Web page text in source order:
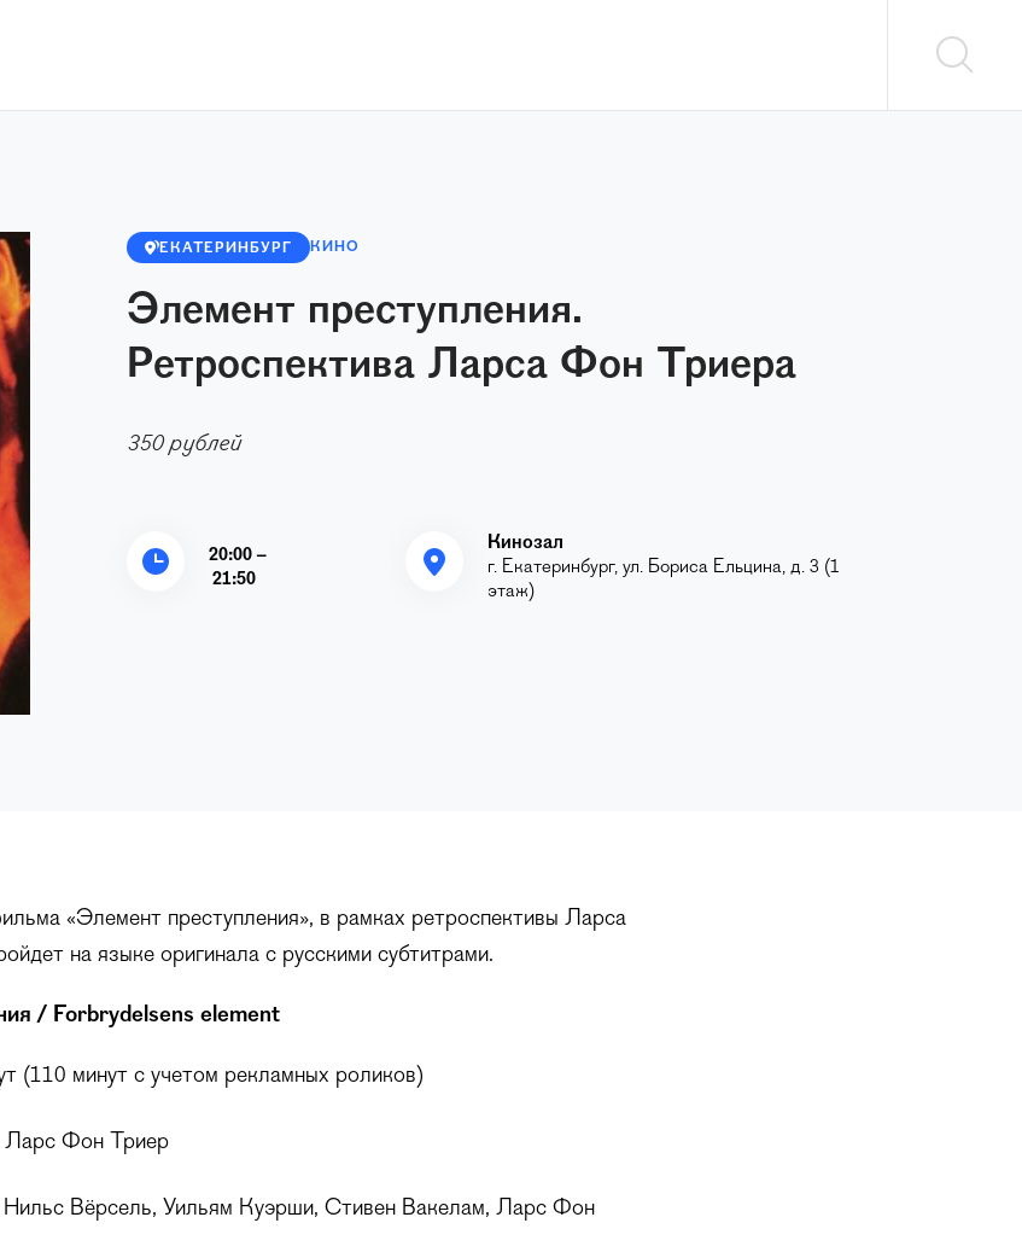
ЕКАТЕРИНБУРГ КИНО
Элемент преступления.
Ретроспектива Ларса Фон Триера
350 рублей
20:00 –
21:50
Кинозал
г. Екатеринбург, ул. Бориса Ельцина, д. 3 (1
этаж)
«Элемент преступления», в рамках ретроспективы Ларса
на языке оригинала с русскими субтитрами.
/ Forbrydelsens element
(110 минут с учетом рекламных роликов)
Ларс Фон Триер
Вёрсель, Уильям Куэрши, Стивен Вакелам, Ларс Фон